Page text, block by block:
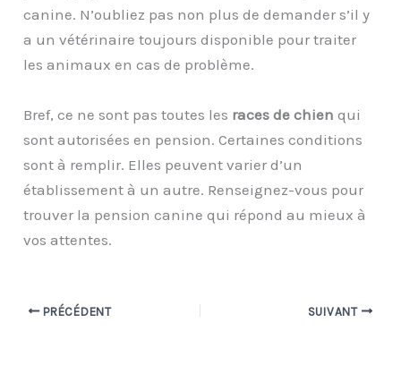
canine. N’oubliez pas non plus de demander s’il y
a un vétérinaire toujours disponible pour traiter
les animaux en cas de problème.
Bref, ce ne sont pas toutes les races de chien qui
sont autorisées en pension. Certaines conditions
sont à remplir. Elles peuvent varier d’un
établissement à un autre. Renseignez-vous pour
trouver la pension canine qui répond au mieux à
vos attentes.
PRÉCÉDENT SUIVANT